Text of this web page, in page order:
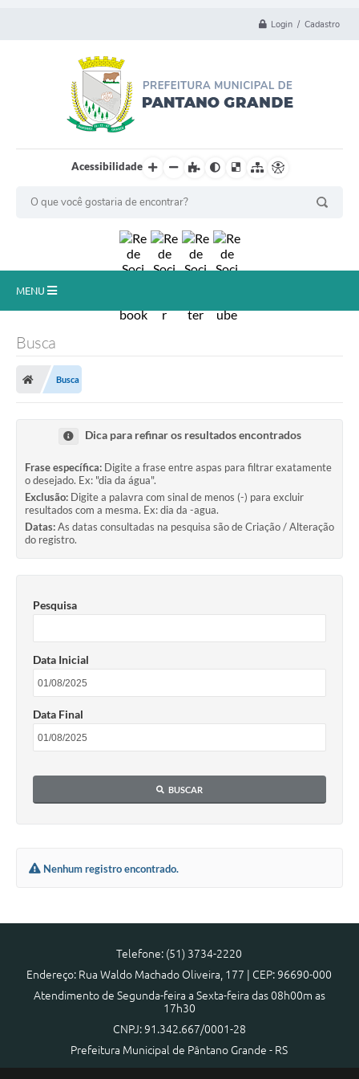
Login / Cadastro
Acessibilidade
MENU
Prefeitura
Publicações / Transparência
Ouvidoria
Expocal, Festa do Cavalo e o Relincho da Canção Nativa
Licenças Ambientais
Galeria de Fotos
Arquivos para Download
Turismo
Legislação
Links
Diário Oficial
Busca
Busca
Dica para refinar os resultados encontrados
Frase específica: Digite a frase entre aspas para filtrar exatamente
o desejado. Ex: "dia da água".
Exclusão: Digite a palavra com sinal de menos (-) para excluir
resultados com a mesma. Ex: dia da -agua.
Datas:As datas consultadas na pesquisa são de Criação / Alteração
do registro.
Pesquisa
Data Inicial
Data Final
BUSCAR
Nenhum registro encontrado.
Telefone: (51) 3734-2220
Endereço: Rua Waldo Machado Oliveira, 177 | CEP: 96690-000
Atendimento de Segunda-feira a Sexta-feira das 08h00m as
17h30
CNPJ: 91.342.667/0001-28
Prefeitura Municipal de Pântano Grande - RS